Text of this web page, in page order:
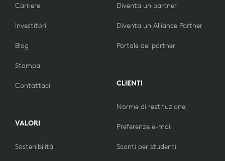
Carriere
Investitori
Blog
Stampa
Contattaci
VALORI
Sostenibilità
Diventa un partner
Diventa un Alliance Partner
Portale dei partner
CLIENTI
Norme di restituzione
Preferenze e-mail
Sconti per studenti